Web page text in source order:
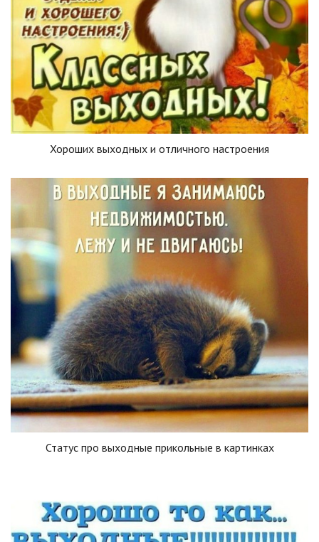
Хороших выходных и отличного настроения
Статус про выходные прикольные в картинках